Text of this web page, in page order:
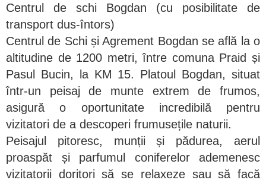
Centrul de schi Bogdan (cu posibilitate de
transport dus-întors)
Centrul de Schi și Agrement Bogdan se află la o
altitudine de 1200 metri, între comuna Praid și
Pasul Bucin, la KM 15. Platoul Bogdan, situat
într-un peisaj de munte extrem de frumos,
asigură o oportunitate incredibilă pentru
vizitatori de a descoperi frumusețile naturii.
Peisajul pitoresc, munții și pădurea, aerul
proaspăt și parfumul coniferelor ademenesc
vizitatorii doritori să se relaxeze sau să facă